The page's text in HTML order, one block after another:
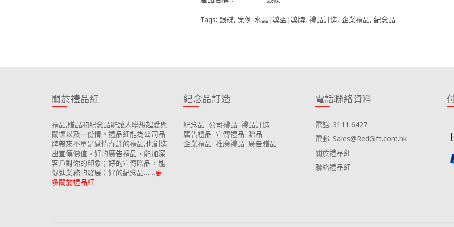
Tags: 銀碟, 案例-水晶|獎盃|獎牌, 禮品訂造, 企業禮品, 紀念品
關於禮品紅
禮品,贈品和紀念品能讓人聯想起愛與
關懷以及一份情。禮品紅能為公司品
牌帶來不單是感情寄託的禮品,也創造
出宣傳價值。好的廣告禮品，能加深
客戶對你的印象；好的宣傳贈品，能
促進業務的發展；好的紀念品……更
多關於禮品紅
紀念品訂造
紀念品 公司禮品 禮品訂造
廣告禮品 宣傳禮品 贈品
企業禮品 推廣禮品 廣告贈品
電話聯絡資料
電話: 3111 6427
電郵: Sales@RedGift.com.hk
關於禮品紅
聯絡禮品紅